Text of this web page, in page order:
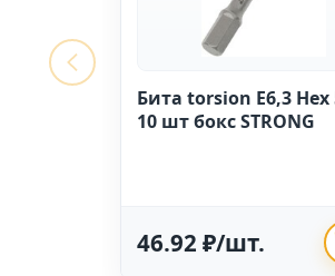
Бита torsion E6,3 Hex
10 шт бокс STRONG
46.92 ₽/шт.